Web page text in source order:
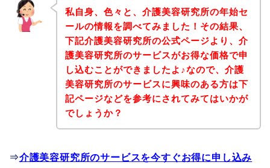
私自身、色々と、介護美容研究所の年始セ
ールの情報を調べてみました！その結果、
下記介護美容研究所の公式ページより、介
護美容研究所のサービスがお得な価格で申
し込むことができましたよ♪なので、介護
美容研究所のサービスに興味のある方は下
記ページなどを参考にされてみてはいかが
でしょうか？
⇒介護美容研究所のサービスを今すぐお得に申し込み